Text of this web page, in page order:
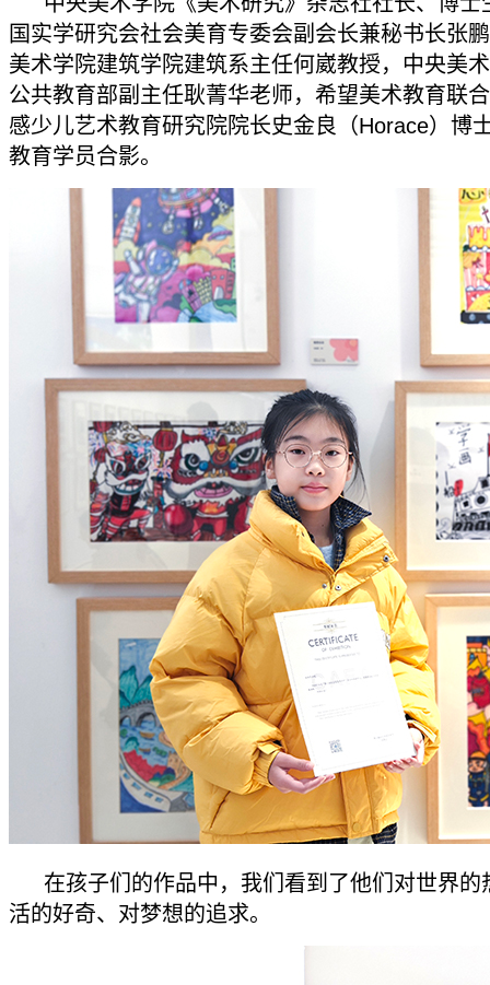
国实学研究会社会美育专委会副会长兼秘书长张
美术学院建筑学院建筑系主任何崴教授，中央美
公共教育部副主任耿菁华老师，希望美术教育联
感少儿艺术教育研究院院长史金良（Horace）博
教育学员合影。
在孩子们的作品中，我们看到了他们对世界的
活的好奇、对梦想的追求。